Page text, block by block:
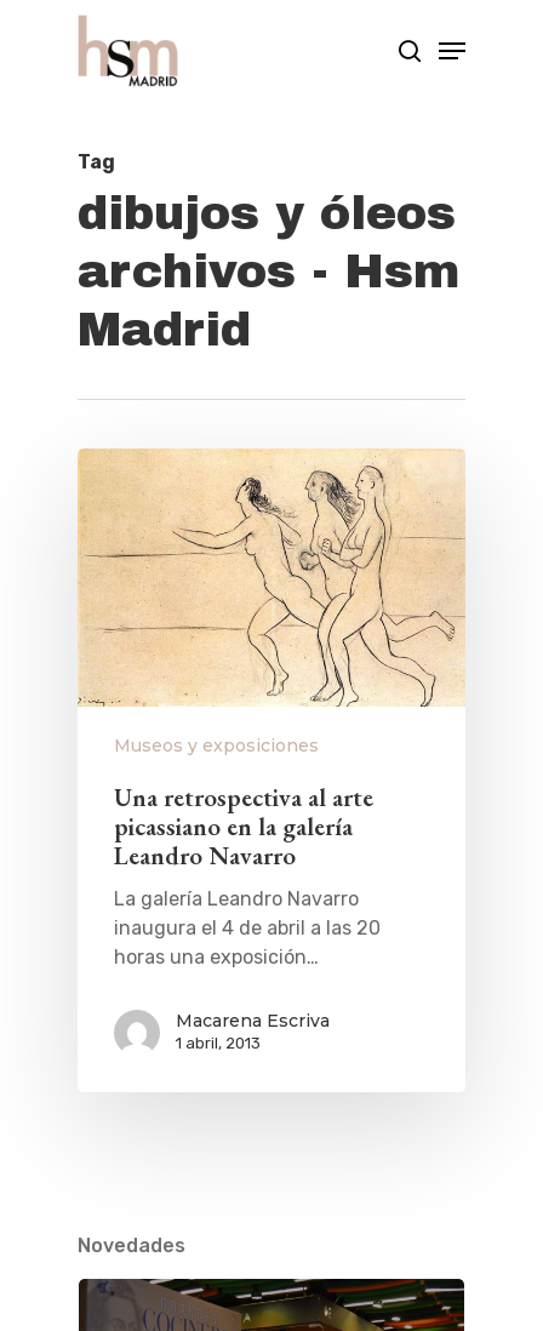
Tag
dibujos y óleos
archivos - Hsm
Madrid
Museos y exposiciones
Una retrospectiva al arte
picassiano en la galería
Leandro Navarro
La galería Leandro Navarro
inaugura el 4 de abril a las 20
horas una exposición…
Macarena Escriva
1 abril, 2013
Novedades